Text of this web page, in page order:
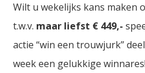
Wilt u wekelijks kans maken
t.w.v. maar liefst € 449,-
actie “win een trouwjurk”
week een gelukkige